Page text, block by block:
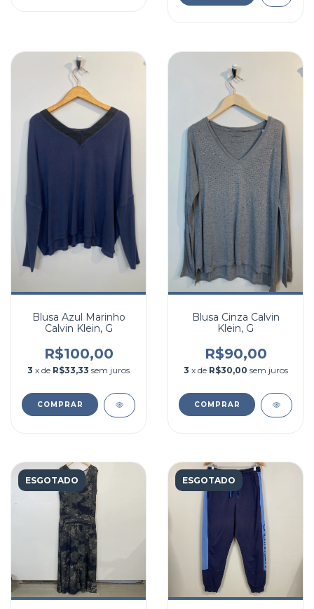
Blusa Azul Marinho
Calvin Klein, G
R$100,00
3 x de R$33,33 sem juros
COMPRAR
Blusa Cinza Calvin
Klein, G
R$90,00
3 x de R$30,00 sem juros
COMPRAR
ESGOTADO ESGOTADO